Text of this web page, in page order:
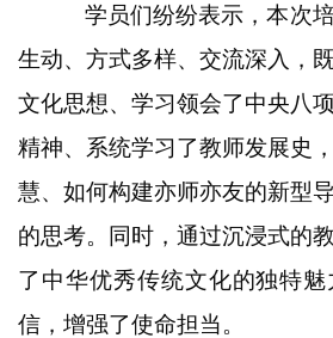
学员们纷纷表示，本次
生动、方式多样、交流深入，
文化思想、学习领会了中央八
精神、系统学习了教师发展史
慧、如何构建亦师亦友的新型
的思考。同时，通过沉浸式的
了中华优秀传统文化的独特
信，增强了使命担当。